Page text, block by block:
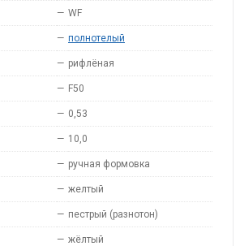
— WF
— полнотелый
— рифлёная
— F50
— 0,53
— 10,0
— ручная формовка
— желтый
— пестрый (разнотон)
— жёлтый